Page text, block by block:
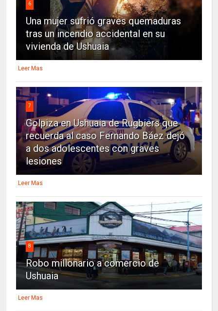
6
Una mujer sufrió graves quemaduras
tras un incendio accidental en su
vivienda de Ushuaia
Leer Mas
7
Golpiza en Ushuaia de Rugbiers que
recuerda al caso Fernando Báez dejó
a dos adolescentes con graves
lesiones
Leer Mas
8
Robo millonario a comercio de
Ushuaia
Leer Mas